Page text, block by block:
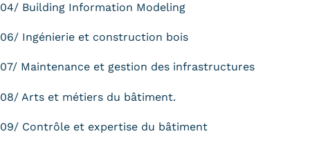
Lexique
Téléchargements
Qualiopi
Le Cnam ICSV
Mobilité internationale et
04/ Building Information Modeling
06/ Ingénierie et construction bois
07/ Maintenance et gestion des infrastructures
08/ Arts et métiers du bâtiment.
09/ Contrôle et expertise du bâtiment